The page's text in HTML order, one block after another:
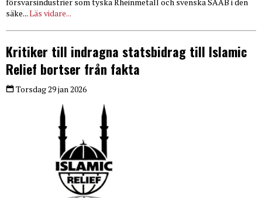
säke...Läs vidare...
Kritiker till indragna statsbidrag till Islamic
Relief bortser från fakta
Torsdag 29 jan 2026